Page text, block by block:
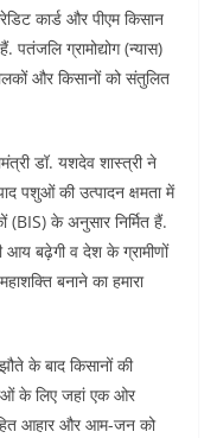
कार्ड और पीएम किसान
ग्रामोद्योग (न्यास)
और किसानों को संतुलित
डॉ. यशदेव शास्त्री ने
पशुओं की उत्पादन क्षमता में
(BIS) के अनुसार निर्मित हैं.
आय बढ़ेगी व देश के ग्रामीणों
बनाने का हमारा
के बाद किसानों की
के लिए जहां एक ओर
आहार और आम-जन को